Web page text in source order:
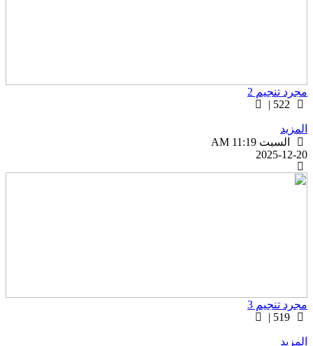
تنجيم 2
522 |
السبت AM 11:19
2025-12-
تنجيم 3
519 |